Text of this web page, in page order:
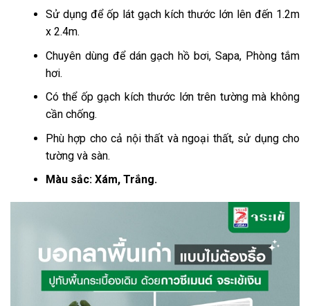
Sử dụng để ốp lát gạch kích thước lớn lên đến 1.2m
x 2.4m.
Chuyên dùng để dán gạch hồ bơi, Sapa, Phòng tắm
hơi.
Có thể ốp gạch kích thước lớn trên tường mà không
cần chống.
Phù hợp cho cả nội thất và ngoại thất, sử dụng cho
tường và sàn.
Màu sắc: Xám, Trắng.